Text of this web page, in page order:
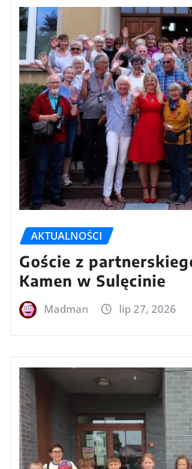
AKTUALNOŚCI
Goście z
Kamen w Sulęcinie
Madman lip 27, 2026